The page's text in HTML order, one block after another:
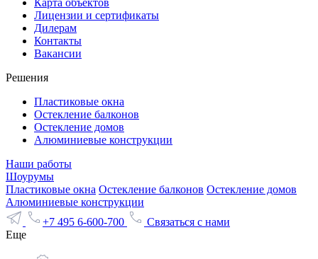
Карта объектов
Лицензии и сертификаты
Дилерам
Контакты
Вакансии
Решения
Пластиковые окна
Остекление балконов
Остекление домов
Алюминиевые конструкции
Наши работы
Шоурумы
Пластиковые окна Остекление балконов Остекление домов
Алюминиевые конструкции
+7 495 6-600-700
Связаться с нами
Еще